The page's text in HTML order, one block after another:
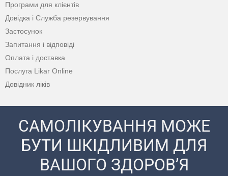
Програми для клієнтів
Довідка і Служба резервування
Застосунок
Запитання і відповіді
Оплата і доставка
Послуга Likar Online
Довідник ліків
САМОЛІКУВАННЯ МОЖЕ
БУТИ ШКІДЛИВИМ ДЛЯ
ВАШОГО ЗДОРОВ’Я